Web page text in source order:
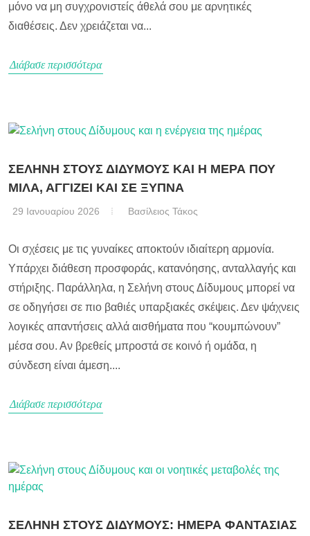
μόνο να μη συγχρονιστείς άθελά σου με αρνητικές
διαθέσεις. Δεν χρειάζεται να...
Διάβασε περισσότερα
ΣΕΛΗΝΗ ΣΤΟΥΣ ΔΙΔΥΜΟΥΣ ΚΑΙ Η ΜΕΡΑ ΠΟΥ
ΜΙΛΑ, ΑΓΓΙΖΕΙ ΚΑΙ ΣΕ ΞΥΠΝΑ
29 Ιανουαρίου 2026 Βασίλειος Τάκος
Οι σχέσεις με τις γυναίκες αποκτούν ιδιαίτερη αρμονία.
Υπάρχει διάθεση προσφοράς, κατανόησης, ανταλλαγής και
στήριξης. Παράλληλα, η Σελήνη στους Δίδυμους μπορεί να
σε οδηγήσει σε πιο βαθιές υπαρξιακές σκέψεις. Δεν ψάχνεις
λογικές απαντήσεις αλλά αισθήματα που “κουμπώνουν”
μέσα σου. Αν βρεθείς μπροστά σε κοινό ή ομάδα, η
σύνδεση είναι άμεση....
Διάβασε περισσότερα
ΣΕΛΗΝΗ ΣΤΟΥΣ ΔΙΔΥΜΟΥΣ: ΗΜΕΡΑ ΦΑΝΤΑΣΙΑΣ